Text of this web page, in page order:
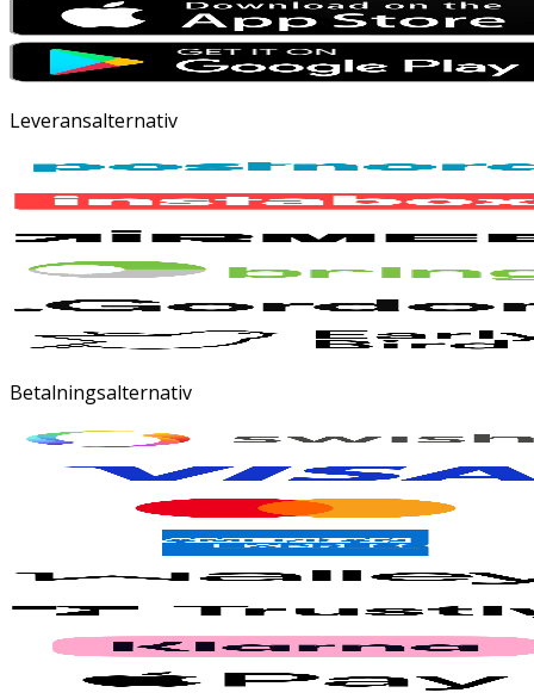
Leveransalternativ
Betalningsalternativ